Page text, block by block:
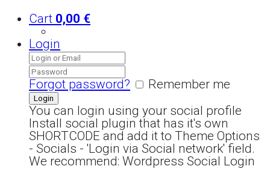
Cart 0,00 €
Login
Forgot password?
Remember me
You can login using your social profile
Install social plugin that has it's own
SHORTCODE and add it to Theme Options
- Socials - 'Login via Social network' field.
We recommend: Wordpress Social Login